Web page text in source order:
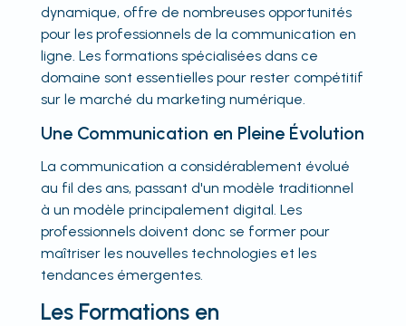
dynamique, offre de nombreuses opportunités
pour les professionnels de la communication en
ligne. Les formations spécialisées dans ce
domaine sont essentielles pour rester compétitif
sur le marché du marketing numérique.
Une Communication en Pleine Évolution
La communication a considérablement évolué
au fil des ans, passant d'un modèle traditionnel
à un modèle principalement digital. Les
professionnels doivent donc se former pour
maîtriser les nouvelles technologies et les
tendances émergentes.
Les Formations en